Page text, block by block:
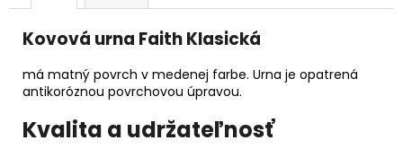
Kovová urna Faith Klasická
má matný povrch v medenej farbe. Urna je opatrená
antikoróznou povrchovou úpravou.
Kvalita a udržateľnosť